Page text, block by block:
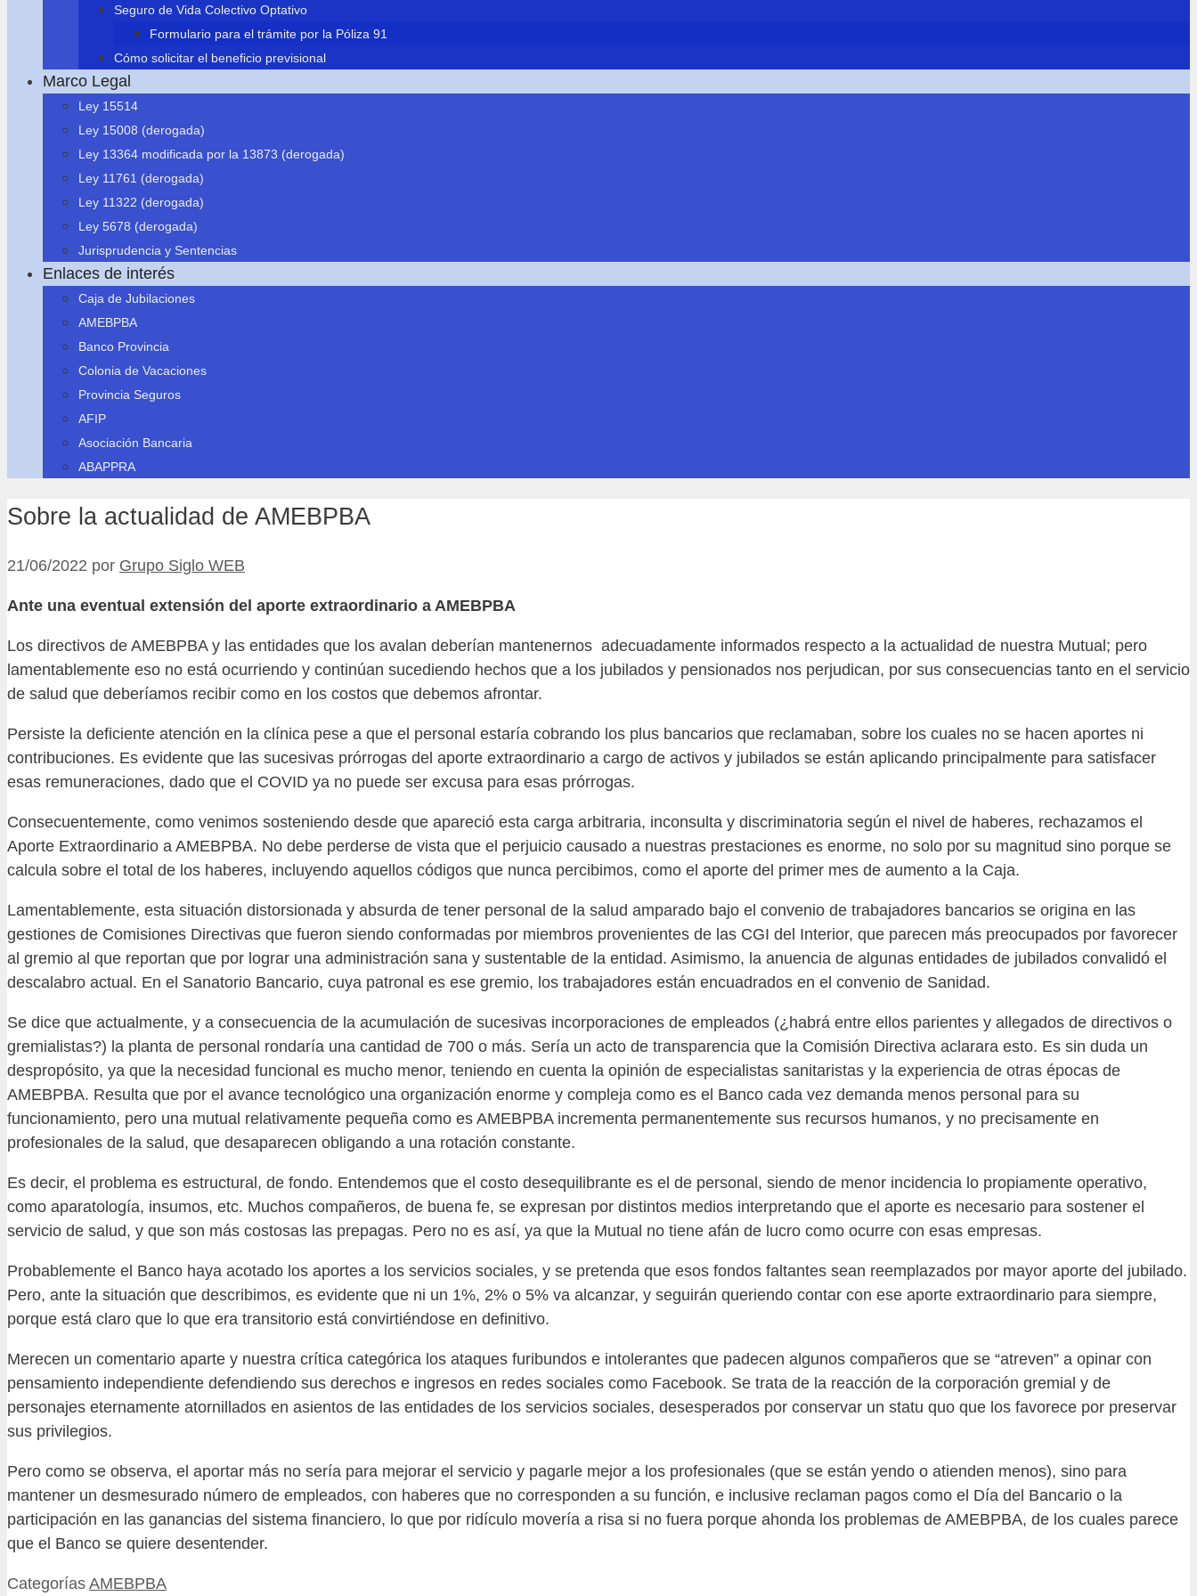
Seguro de Vida Colectivo Optativo
Formulario para el trámite por la Póliza 91
Cómo solicitar el beneficio previsional
Marco Legal
Ley 15514
Ley 15008 (derogada)
Ley 13364 modificada por la 13873 (derogada)
Ley 11761 (derogada)
Ley 11322 (derogada)
Ley 5678 (derogada)
Jurisprudencia y Sentencias
Enlaces de interés
Caja de Jubilaciones
AMEBPBA
Banco Provincia
Colonia de Vacaciones
Provincia Seguros
AFIP
Asociación Bancaria
ABAPPRA
Sobre la actualidad de AMEBPBA
21/06/2022 por Grupo Siglo WEB
Ante una eventual extensión del aporte extraordinario a AMEBPBA
Los directivos de AMEBPBA y las entidades que los avalan deberían mantenernos adecuadamente informados respecto a la actualidad de nuestra Mutual; pero
lamentablemente eso no está ocurriendo y continúan sucediendo hechos que a los jubilados y pensionados nos perjudican, por sus consecuencias tanto en el servicio
de salud que deberíamos recibir como en los costos que debemos afrontar.
Persiste la deficiente atención en la clínica pese a que el personal estaría cobrando los plus bancarios que reclamaban, sobre los cuales no se hacen aportes ni
contribuciones. Es evidente que las sucesivas prórrogas del aporte extraordinario a cargo de activos y jubilados se están aplicando principalmente para satisfacer
esas remuneraciones, dado que el COVID ya no puede ser excusa para esas prórrogas.
Consecuentemente, como venimos sosteniendo desde que apareció esta carga arbitraria, inconsulta y discriminatoria según el nivel de haberes, rechazamos el
Aporte Extraordinario a AMEBPBA. No debe perderse de vista que el perjuicio causado a nuestras prestaciones es enorme, no solo por su magnitud sino porque se
calcula sobre el total de los haberes, incluyendo aquellos códigos que nunca percibimos, como el aporte del primer mes de aumento a la Caja.
Lamentablemente, esta situación distorsionada y absurda de tener personal de la salud amparado bajo el convenio de trabajadores bancarios se origina en las
gestiones de Comisiones Directivas que fueron siendo conformadas por miembros provenientes de las CGI del Interior, que parecen más preocupados por favorecer
al gremio al que reportan que por lograr una administración sana y sustentable de la entidad. Asimismo, la anuencia de algunas entidades de jubilados convalidó el
descalabro actual. En el Sanatorio Bancario, cuya patronal es ese gremio, los trabajadores están encuadrados en el convenio de Sanidad.
Se dice que actualmente, y a consecuencia de la acumulación de sucesivas incorporaciones de empleados (¿habrá entre ellos parientes y allegados de directivos o
gremialistas?) la planta de personal rondaría una cantidad de 700 o más. Sería un acto de transparencia que la Comisión Directiva aclarara esto. Es sin duda un
despropósito, ya que la necesidad funcional es mucho menor, teniendo en cuenta la opinión de especialistas sanitaristas y la experiencia de otras épocas de
AMEBPBA. Resulta que por el avance tecnológico una organización enorme y compleja como es el Banco cada vez demanda menos personal para su
funcionamiento, pero una mutual relativamente pequeña como es AMEBPBA incrementa permanentemente sus recursos humanos, y no precisamente en
profesionales de la salud, que desaparecen obligando a una rotación constante.
Es decir, el problema es estructural, de fondo. Entendemos que el costo desequilibrante es el de personal, siendo de menor incidencia lo propiamente operativo,
como aparatología, insumos, etc. Muchos compañeros, de buena fe, se expresan por distintos medios interpretando que el aporte es necesario para sostener el
servicio de salud, y que son más costosas las prepagas. Pero no es así, ya que la Mutual no tiene afán de lucro como ocurre con esas empresas.
Probablemente el Banco haya acotado los aportes a los servicios sociales, y se pretenda que esos fondos faltantes sean reemplazados por mayor aporte del jubilado.
Pero, ante la situación que describimos, es evidente que ni un 1%, 2% o 5% va alcanzar, y seguirán queriendo contar con ese aporte extraordinario para siempre,
porque está claro que lo que era transitorio está convirtiéndose en definitivo.
Merecen un comentario aparte y nuestra crítica categórica los ataques furibundos e intolerantes que padecen algunos compañeros que se “atreven” a opinar con
pensamiento independiente defendiendo sus derechos e ingresos en redes sociales como Facebook. Se trata de la reacción de la corporación gremial y de
personajes eternamente atornillados en asientos de las entidades de los servicios sociales, desesperados por conservar un statu quo que los favorece por preservar
sus privilegios.
Pero como se observa, el aportar más no sería para mejorar el servicio y pagarle mejor a los profesionales (que se están yendo o atienden menos), sino para
mantener un desmesurado número de empleados, con haberes que no corresponden a su función, e inclusive reclaman pagos como el Día del Bancario o la
participación en las ganancias del sistema financiero, lo que por ridículo movería a risa si no fuera porque ahonda los problemas de AMEBPBA, de los cuales parece
que el Banco se quiere desentender.
Categorías AMEBPBA